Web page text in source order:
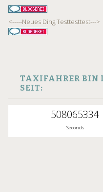
<-----Neues Ding,Testtesttest--->
TAXIFAHRER BIN
SEIT:
508065334
Seconds